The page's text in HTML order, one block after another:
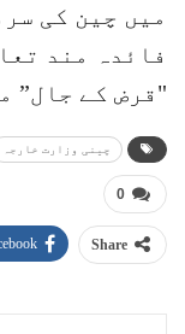
میں چین کی
فائدہ مند
"قرض کے جال”
چینی وزارت خارجہ
0
Share